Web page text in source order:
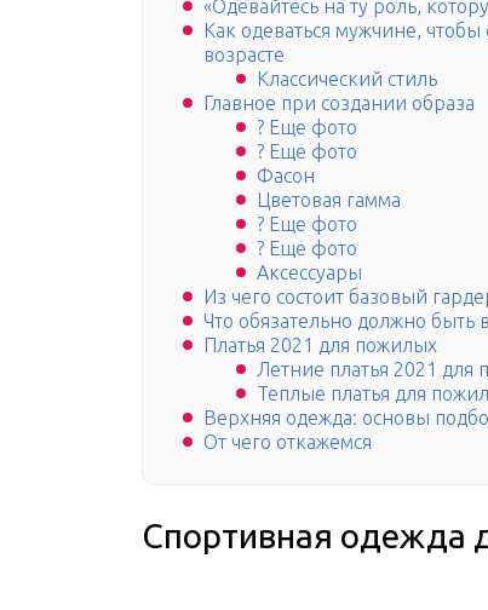
«Одевайтесь на ту роль,
Как одеваться мужчине,
возрасте
Классический стиль
Главное при создании образа
? Еще фото
? Еще фото
Фасон
Цветовая гамма
? Еще фото
? Еще фото
Аксессуары
Из чего состоит базовый
Что обязательно должно
Платья 2021 для пожилых
Летние платья 2021
Теплые платья для
Верхняя одежда: основы
От чего откажемся
Спортивная одежда